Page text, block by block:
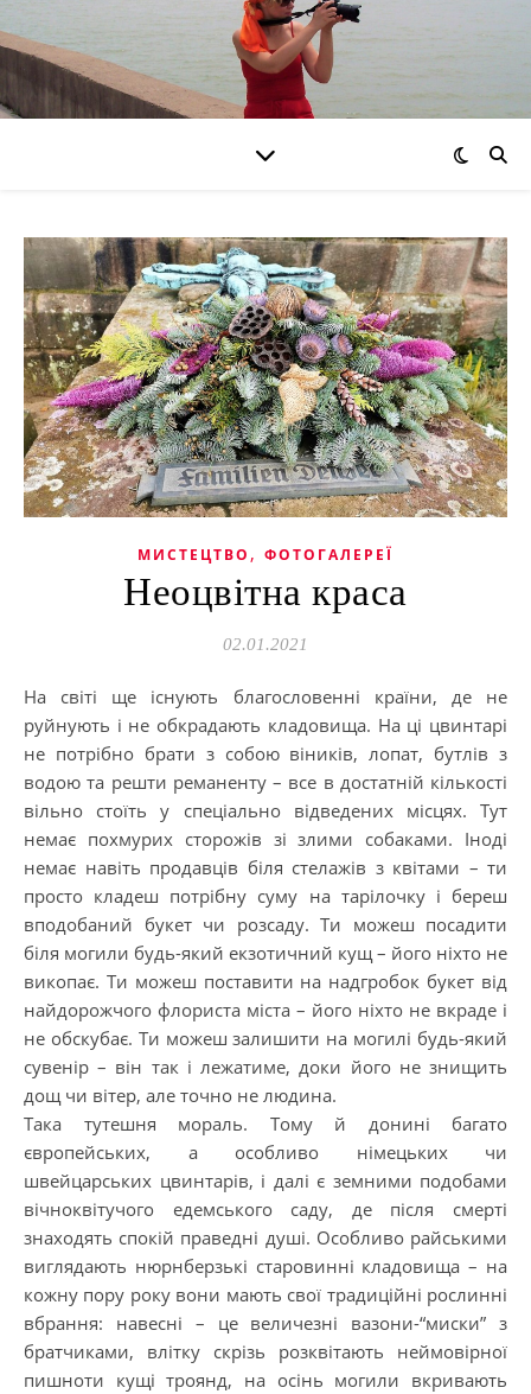
МИСТЕЦТВО , ФОТОГАЛЕРЕЇ
Неоцвітна краса
02.01.2021
На світі ще існують благословенні країни, де не
руйнують і не обкрадають кладовища. На ці цвинтарі
не потрібно брати з собою віників, лопат, бутлів з
водою та решти реманенту – все в достатній кількості
вільно стоїть у спеціально відведених місцях. Тут
немає похмурих сторожів зі злими собаками. Іноді
немає навіть продавців біля стелажів з квітами – ти
просто кладеш потрібну суму на тарілочку і береш
вподобаний букет чи розсаду. Ти можеш посадити
біля могили будь-який екзотичний кущ – його ніхто не
викопає. Ти можеш поставити на надгробок букет від
найдорожчого флориста міста – його ніхто не вкраде і
не обскубає. Ти можеш залишити на могилі будь-який
сувенір – він так і лежатиме, доки його не знищить
дощ чи вітер, але точно не людина.
Така тутешня мораль. Тому й донині багато
європейських, а особливо німецьких чи
швейцарських цвинтарів, і далі є земними подобами
вічноквітучого едемського саду, де після смерті
знаходять спокій праведні душі. Особливо райськими
виглядають нюрнберзькі старовинні кладовища – на
кожну пору року вони мають свої традиційні рослинні
вбрання: навесні – це величезні вазони-“миски” з
братчиками, влітку скрізь розквітають неймовірної
пишноти кущі троянд, на осінь могили вкривають